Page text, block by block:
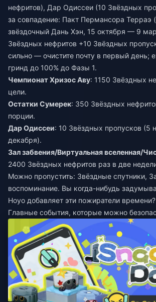
нефритов), Дар Одиссеи (10 Звёздных
за совпадение: Пакт Пермансора Терраэ
звёздочный Дань Хэн, 15 октября — 9
Звёздных нефритов +10 Звёздных
сильно — очистите почту в первый день;
гринд до 100% до Фазы 1.
Чемпионат Хризос Аву: 1150 Звёздных
цели.
Остатки Сумерек: 350 Звёздных
порции.
Дар Одиссеи: 10 Звёздных пропусков (5
декабря).
Зал забвения/Виртуальная вселенная/
2400 Звёздных нефритов раз в две
Можно пропустить: Звёздные спутники,
воспоминание. Вы когда-нибудь
Hoyo добавляет эти пожиратели времени?
Главные события, которые можно